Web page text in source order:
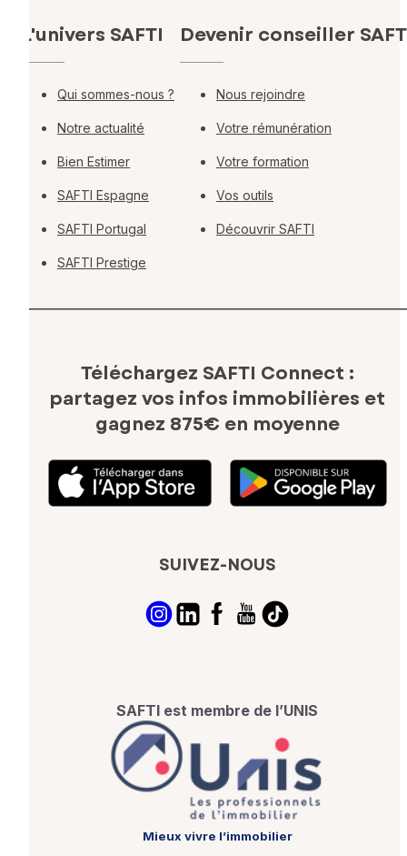
L'univers SAFTI
Qui sommes-nous ?
Notre actualité
Bien Estimer
SAFTI Espagne
SAFTI Portugal
SAFTI Prestige
Devenir conseiller
Nous rejoindre
Votre rémunération
Votre formation
Vos outils
Découvrir SAFTI
Téléchargez SAFTI Connect :
partagez vos infos immobilières et
gagnez 875€ en moyenne
SUIVEZ-NOUS
SAFTI est membre de l’UNIS
Mieux vivre l’immobilier